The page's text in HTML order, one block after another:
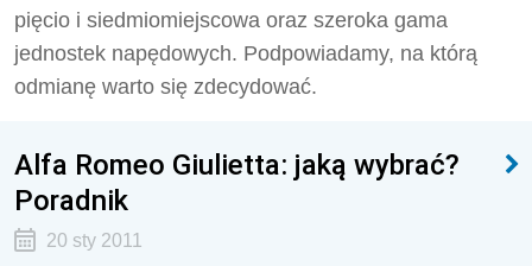
pięcio i siedmiomiejscowa oraz szeroka gama
jednostek napędowych. Podpowiadamy, na którą
odmianę warto się zdecydować.
Alfa Romeo Giulietta: jaką wybrać?
Poradnik
20 sty 2011